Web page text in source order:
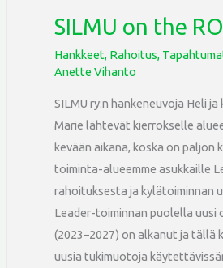
SILMU on the
Hankkeet, Rahoitus,
Anette Vihanto
SILMU ry:n hankeneuvoja Heli
Marie lähtevät kierrokselle
kevään aikana, koska on paljon
toiminta-alueemme asukkaille
rahoituksesta ja kylätoiminnan
Leader-toiminnan puolella uusi
(2023–2027) on alkanut ja tällä
uusia tukimuotoja